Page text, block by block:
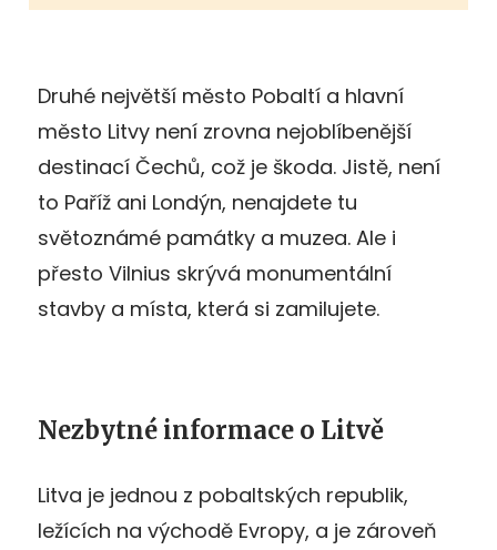
Druhé největší město Pobaltí a hlavní
město Litvy není zrovna nejoblíbenější
destinací Čechů, což je škoda. Jistě, není
to Paříž ani Londýn, nenajdete tu
světoznámé památky a muzea. Ale i
přesto Vilnius skrývá monumentální
stavby a místa, která si zamilujete.
Nezbytné informace o Litvě
Litva je jednou z pobaltských republik,
ležících na východě Evropy, a je zároveň